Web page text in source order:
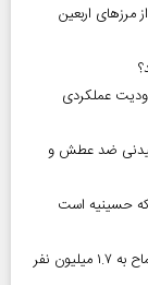
نفر با محدودیت عملکردی
ضد عطش و
که حسینیه است
آغاز رسمی برنامه‌های اربعین ۱۴۰۵ در مرز‌ها | ثبت‌نام سماح به ۱.۷ میلیون نفر